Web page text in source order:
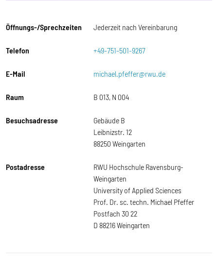
Öffnungs-/Sprechzeiten Jederzeit nach Vereinbarung
Telefon +49-751-501-9267
E-Mail michael.pfeffer@rwu.de
Raum B 013, N 004
Besuchsadresse
Gebäude B
Leibnizstr. 12
88250 Weingarten
Postadresse
RWU Hochschule Ravensburg-
Weingarten
University of Applied Sciences
Prof. Dr. sc. techn. Michael Pfeffer
Postfach 30 22
D 88216 Weingarten